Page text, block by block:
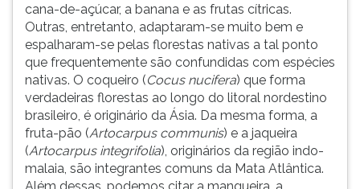
cana-de-açúcar, a banana e as frutas cítricas.
Outras, entretanto, adaptaram-se muito bem e
espalharam-se pelas florestas nativas a tal ponto
que frequentemente são confundidas com espécies
nativas. O coqueiro (Cocus nucifera) que forma
verdadeiras florestas ao longo do litoral nordestino
brasileiro, é originário da Ásia. Da mesma forma, a
fruta-pão (Artocarpus communis) e a jaqueira
(Artocarpus integrifolia), originários da região indo-
malaia, são integrantes comuns da Mata Atlântica.